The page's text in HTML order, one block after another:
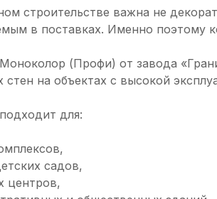
строительстве важна не
в поставках. Именно поэтому
(Профи) от завода
стен на объектах с высокой
для:
садов,
центров,